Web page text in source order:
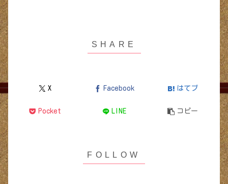
X Facebook はてブ
Pocket LINE コピー